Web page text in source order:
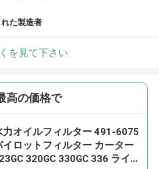
た製造者
を見て下さい
高の価格で
力オイルフィルター 491-6075
イロットフィルター カーター
320GC 330GC 336 ライ